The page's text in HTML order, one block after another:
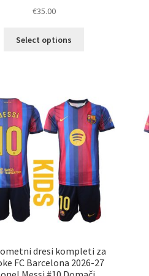
€35.00
Select options
Možnosti
lahko
izberete
na
strani
izdelka
dresi kompleti za
FC Barcelona 2026-27